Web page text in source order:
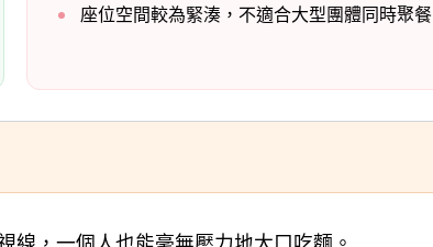
座位空間較為緊湊，不適合大型團體同時聚餐